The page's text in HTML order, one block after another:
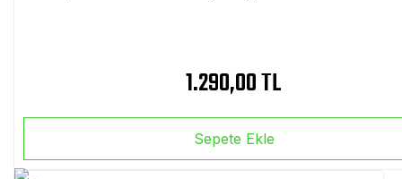
1.290,00 TL
Sepete Ekle